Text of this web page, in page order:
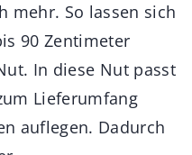
mehr. So lassen sich
90 Zentimeter
In diese Nut passt
Lieferumfang
auflegen. Dadurch